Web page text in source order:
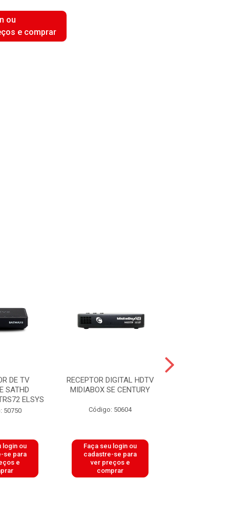
ou
e comprar
DE TV
SATHD
ELSYS
50750
login ou
se para
e
RECEPTOR DIGITAL HDTV
MIDIABOX SE CENTURY
Código: 50604
Faça seu login ou
cadastre-se para
ver preços e
comprar